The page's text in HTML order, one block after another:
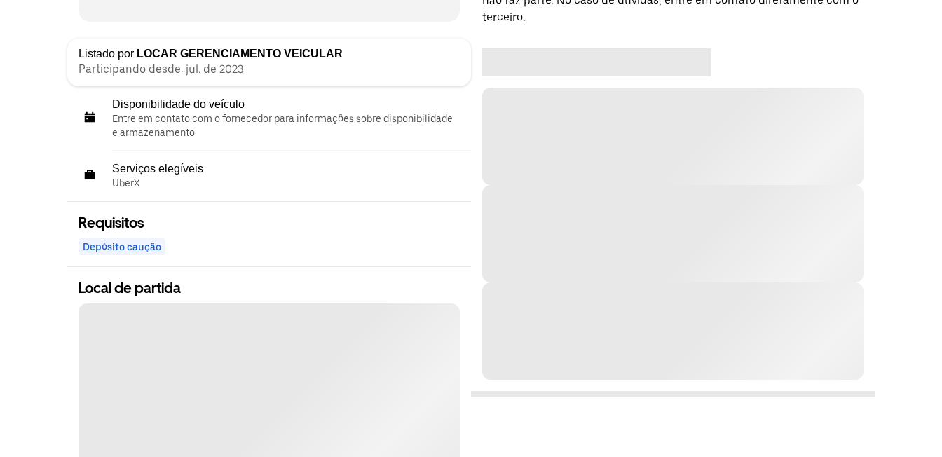
Listado por LOCAR GERENCIAMENTO VEICULAR
Participando desde: jul. de 2023
Disponibilidade do veículo
Entre em contato com o fornecedor para informações sobre disponibilidade
e armazenamento
Serviços elegíveis
UberX
Requisitos
Depósito caução
Local de partida
terceiro.